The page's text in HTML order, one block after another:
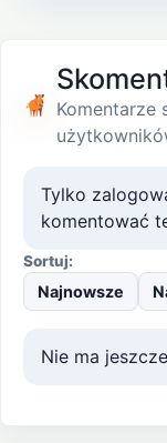
Komentarze
Tylko
komentować
Sortuj:
Najnowsze
Nie ma